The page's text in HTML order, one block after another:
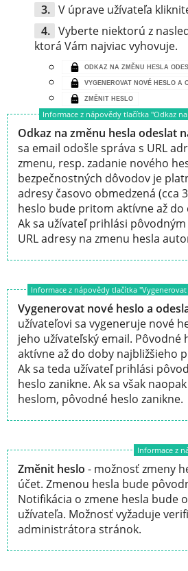
V úprave užívateľa
Vyberte niektorú z
ktorá Vám najviac vyhovuje.
ODKAZ NA ZMĚNU HESLA
VYGENEROVAT NOVÉ HESLO A
ZMĚNIT HESLO
Informace z nápovědy tlačítka "Odkaz
Odkaz na změnu hesla odeslat
sa email odošle správa s URL
zmenu, resp. zadanie nového
bezpečnostných dôvodov je
adresy časovo obmedzená (cca
heslo bude pritom aktívne až do
Ak sa užívateľ prihlási
URL adresy na zmenu hesla
Informace z nápovědy tlačítka
Vygenerovat nové heslo a
užívateľovi sa vygeneruje nové
jeho užívateľský email.
aktívne až do doby najbližšieho
Ak sa teda užívateľ prihlási
heslo zanikne. Ak sa však
heslom, pôvodné heslo zanikne.
Informace z
Změnit heslo - možnosť zmeny
účet. Zmenou hesla bude
Notifikácia o zmene hesla bude
užívateľa. Možnosť vyžaduje
administrátora stránok.